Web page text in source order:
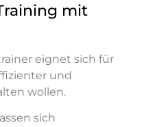
mit
eignet sich für
und
wollen.
sich